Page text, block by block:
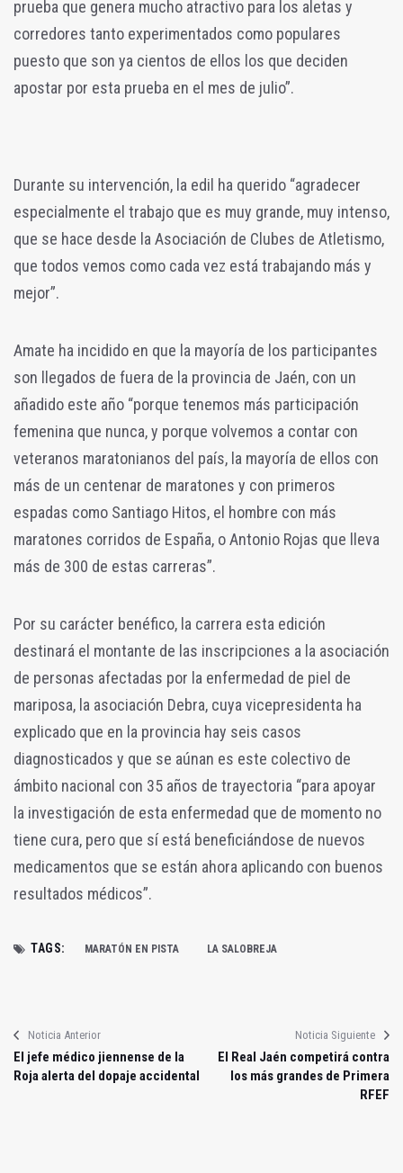
prueba que genera mucho atractivo para los aletas y
corredores tanto experimentados como populares
puesto que son ya cientos de ellos los que deciden
apostar por esta prueba en el mes de julio”.
Durante su intervención, la edil ha querido “agradecer
especialmente el trabajo que es muy grande, muy intenso,
que se hace desde la Asociación de Clubes de Atletismo,
que todos vemos como cada vez está trabajando más y
mejor”.
Amate ha incidido en que la mayoría de los participantes
son llegados de fuera de la provincia de Jaén, con un
añadido este año “porque tenemos más participación
femenina que nunca, y porque volvemos a contar con
veteranos maratonianos del país, la mayoría de ellos con
más de un centenar de maratones y con primeros
espadas como Santiago Hitos, el hombre con más
maratones corridos de España, o Antonio Rojas que lleva
más de 300 de estas carreras”.
Por su carácter benéfico, la carrera esta edición
destinará el montante de las inscripciones a la asociación
de personas afectadas por la enfermedad de piel de
mariposa, la asociación Debra, cuya vicepresidenta ha
explicado que en la provincia hay seis casos
diagnosticados y que se aúnan es este colectivo de
ámbito nacional con 35 años de trayectoria “para apoyar
la investigación de esta enfermedad que de momento no
tiene cura, pero que sí está beneficiándose de nuevos
medicamentos que se están ahora aplicando con buenos
resultados médicos”.
TAGS: MARATÓN EN PISTA LA SALOBREJA
Noticia Anterior
El jefe médico jiennense de la
Roja alerta del dopaje accidental
Noticia Siguiente
El Real Jaén competirá contra
los más grandes de Primera
RFEF